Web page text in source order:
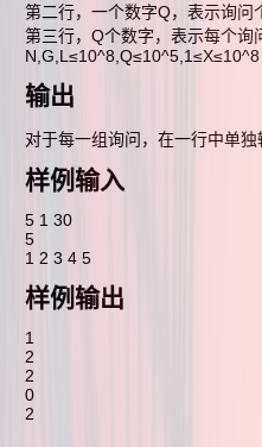
第二行，一个数字Q，表示询问
第三行，Q个数字，表示每个询
N,G,L≤10^8,Q≤10^5,1≤X≤10^8
输出
对于每一组询问，在一行中单
样例输入
5 1 30
5
1 2 3 4 5
样例输出
1
2
2
0
2